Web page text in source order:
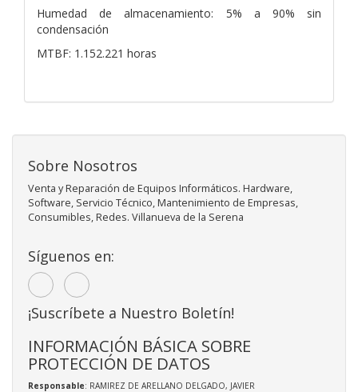
Humedad de almacenamiento: 5% a 90% sin
condensación
MTBF: 1.152.221 horas
Sobre Nosotros
Venta y Reparación de Equipos Informáticos. Hardware,
Software, Servicio Técnico, Mantenimiento de Empresas,
Consumibles, Redes. Villanueva de la Serena
Síguenos en:
¡Suscríbete a Nuestro Boletín!
INFORMACIÓN BÁSICA SOBRE
PROTECCIÓN DE DATOS
Responsable: RAMIREZ DE ARELLANO DELGADO, JAVIER